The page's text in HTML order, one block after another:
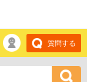
質問する